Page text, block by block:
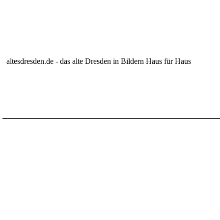
altesdresden.de - das alte Dresden in Bildern Haus für Haus